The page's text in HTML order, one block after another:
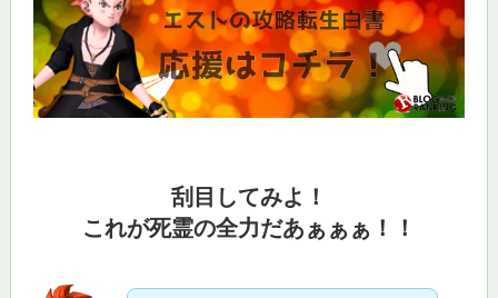
刮目してみよ！
これが死霊の全力だあぁぁぁ！！